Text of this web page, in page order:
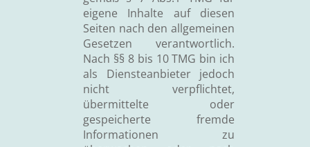
eigene Inhalte auf diesen
Seiten nach den allgemeinen
Gesetzen verantwortlich.
Nach §§ 8 bis 10 TMG bin ich
als Diensteanbieter jedoch
nicht verpflichtet,
übermittelte oder
gespeicherte fremde
Informationen zu